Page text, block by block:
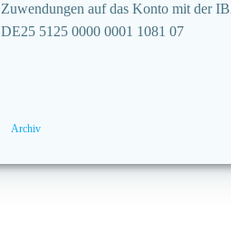
Zuwendungen auf das Konto mit der
DE25 5125 0000 0001 1081 07
Archiv